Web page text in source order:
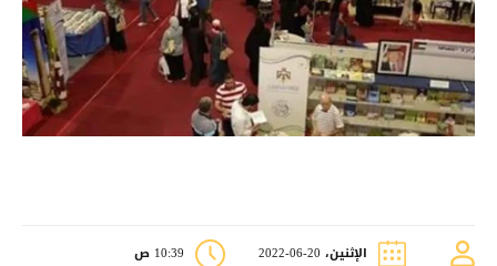
الإثنين، 20-06-2022 10:39 ص